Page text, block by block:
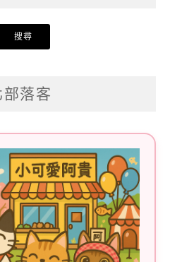
部落客